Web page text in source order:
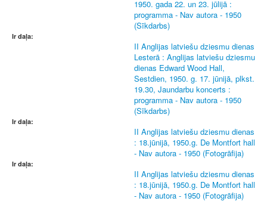
1950. gada 22. un 23. jūlijā :
programma - Nav autora - 1950
(Sīkdarbs)
Ir daļa:
II Anglijas latviešu dziesmu dienas
Lesterā : Anglijas latviešu dziesmu
dienas Edward Wood Hall,
Sestdien, 1950. g. 17. jūnijā, plkst.
19.30, Jaundarbu koncerts :
programma - Nav autora - 1950
(Sīkdarbs)
Ir daļa:
II Anglijas latviešu dziesmu dienas
: 18.jūnijā, 1950.g. De Montfort hall
- Nav autora - 1950 (Fotogrāfija)
Ir daļa:
II Anglijas latviešu dziesmu dienas
: 18.jūnijā, 1950.g. De Montfort hall
- Nav autora - 1950 (Fotogrāfija)